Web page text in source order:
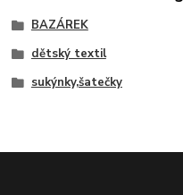
BAZÁREK
dětský textil
sukýnky,šatečky